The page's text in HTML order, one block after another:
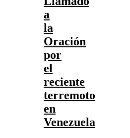
a
la
Oración
por
el
reciente
terremoto
en
Venezuela